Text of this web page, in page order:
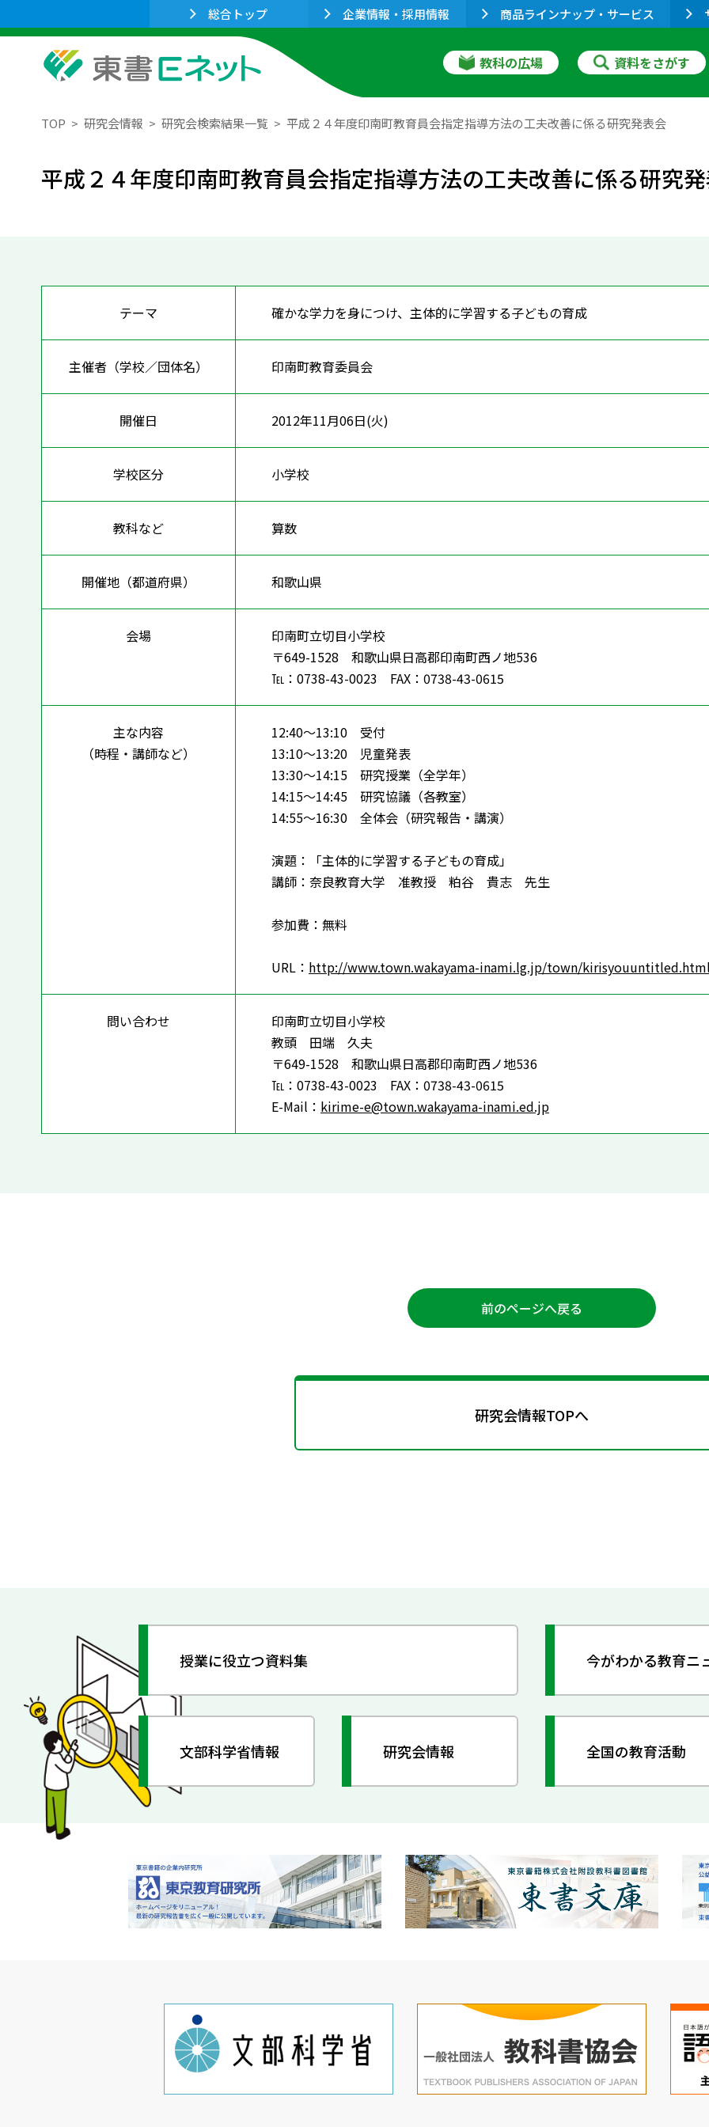
総合トップ 企業情報・採用情報 商品ラインナップ・サービス
教科の広場 資料をさがす
TOP 研究会情報 研究会検索結果一覧 平成２４年度印南町教育員会指定指導方法の工夫改善に係る研究発表会
平成２４年度印南町教育員会指定指導方法の工夫改善に係る研究
テーマ 確かな学力を身につけ、主体的に学習する子どもの育成
主催者（学校／団体名） 印南町教育委員会
開催日 2012年11月06日(火)
学校区分 小学校
教科など 算数
開催地（都道府県） 和歌山県
会場
印南町立切目小学校
〒649-1528 和歌山県日高郡印南町西ノ地536
℡：0738-43-0023 FAX：0738-43-0615
主な内容
（時程・講師など）
12:40～13:10 受付
13:10～13:20 児童発表
13:30～14:15 研究授業（全学年）
14:15～14:45 研究協議（各教室）
14:55～16:30 全体会（研究報告・講演）
演題：「主体的に学習する子どもの育成」
講師：奈良教育大学 准教授 粕谷 貴志 先生
参加費：無料
URL： http://www.town.wakayama-inami.lg.jp/town/
問い合わせ
印南町立切目小学校
教頭 田端 久夫
〒649-1528 和歌山県日高郡印南町西ノ地536
℡：0738-43-0023 FAX：0738-43-0615
E-Mail： kirime-e@town.wakayama-inami.ed.jp
前のページへ戻る
研究会情報TOPへ
授業に役立つ資料集 今がわかる教育ニ
文部科学省情報 研究会情報 全国の教育活動